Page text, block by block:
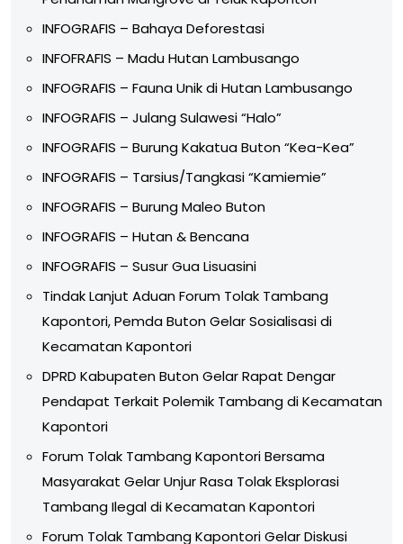
INFOGRAFIS – Bahaya Deforestasi
INFOFRAFIS – Madu Hutan Lambusango
INFOGRAFIS – Fauna Unik di Hutan Lambusango
INFOGRAFIS – Julang Sulawesi “Halo”
INFOGRAFIS – Burung Kakatua Buton “Kea-Kea”
INFOGRAFIS – Tarsius/Tangkasi “Kamiemie”
INFOGRAFIS – Burung Maleo Buton
INFOGRAFIS – Hutan & Bencana
INFOGRAFIS – Susur Gua Lisuasini
Tindak Lanjut Aduan Forum Tolak Tambang
Kapontori, Pemda Buton Gelar Sosialisasi di
Kecamatan Kapontori
DPRD Kabupaten Buton Gelar Rapat Dengar
Pendapat Terkait Polemik Tambang di Kecamatan
Kapontori
Forum Tolak Tambang Kapontori Bersama
Masyarakat Gelar Unjur Rasa Tolak Eksplorasi
Tambang Ilegal di Kecamatan Kapontori
Forum Tolak Tambang Kapontori Gelar Diskusi